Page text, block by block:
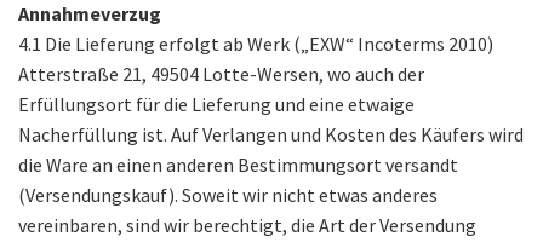
Annahmeverzug
4.1 Die Lieferung erfolgt ab Werk („EXW“ Incoterms 2010)
Atterstraße 21, 49504 Lotte-Wersen, wo auch der
Erfüllungsort für die Lieferung und eine etwaige
Nacherfüllung ist. Auf Verlangen und Kosten des Käufers wird
die Ware an einen anderen Bestimmungsort versandt
(Versendungskauf). Soweit wir nicht etwas anderes
vereinbaren, sind wir berechtigt, die Art der Versendung